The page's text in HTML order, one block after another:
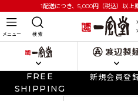
1配送につき、5,000円 （税込）以上
メニュー 検 索
FREE
SHIPPING
新規会員登